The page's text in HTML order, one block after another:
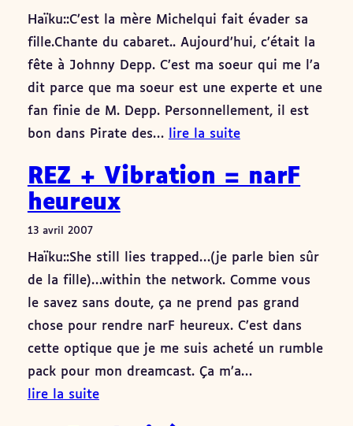
Haïku::C’est la mère Michelqui fait évader sa
fille.Chante du cabaret.. Aujourd’hui, c’était la
fête à Johnny Depp. C’est ma soeur qui me l’a
dit parce que ma soeur est une experte et une
fan finie de M. Depp. Personnellement, il est
bon dans Pirate des…
lire la suite
REZ + Vibration = narF
heureux
13 avril 2007
Haïku::She still lies trapped…(je parle bien sûr
de la fille)…within the network. Comme vous
le savez sans doute, ça ne prend pas grand
chose pour rendre narF heureux. C’est dans
cette optique que je me suis acheté un rumble
pack pour mon dreamcast. Ça m’a…
lire la suite